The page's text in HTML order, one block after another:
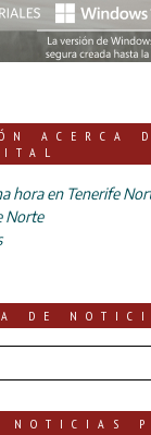
ACERCA
hora en Tenerife
Norte
DE
NOTICIAS